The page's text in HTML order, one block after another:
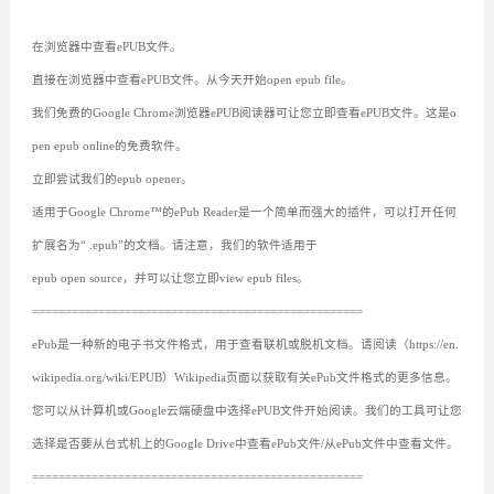
在浏览器中查看ePUB文件。
直接在浏览器中查看ePUB文件。从今天开始open epub file。
我们免费的Google Chrome浏览器ePUB阅读器可让您立即查看ePUB文件。这是o
pen epub online的免费软件。
立即尝试我们的epub opener。
适用于Google Chrome™的ePub Reader是一个简单而强大的插件，可以打开任何
扩展名为“ .epub”的文档。请注意，我们的软件适用于
epub open source，并可以让您立即view epub files。
==================================================
ePub是一种新的电子书文件格式，用于查看联机或脱机文档。请阅读（https://en.
wikipedia.org/wiki/EPUB）Wikipedia页面以获取有关ePub文件格式的更多信息。
您可以从计算机或Google云端硬盘中选择ePUB文件开始阅读。我们的工具可让您
选择是否要从台式机上的Google Drive中查看ePub文件/从ePub文件中查看文件。
==================================================